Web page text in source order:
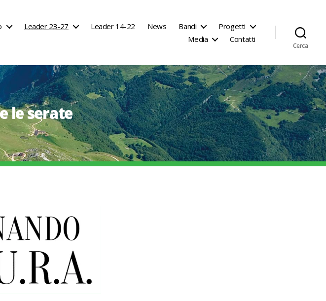
Leader 23-27 Leader 14-22 News Bandi
Progetti
Media
Contatti
Cerca
le serate